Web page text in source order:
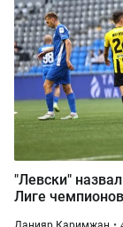
"Левски"
Лиге чемпионов